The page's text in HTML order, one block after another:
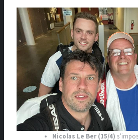
Nicolas Le Ber (15/4)